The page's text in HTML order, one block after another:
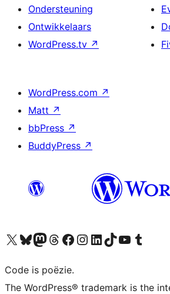
Ondersteuning
Ontwikkelaars
WordPress.tv ↗
WordPress.com ↗
Matt ↗
bbPress ↗
BuddyPress ↗
Bezoek ons X (voorheen Twitter) account
Bezoek ons Bluesky account
Bezoek ons Mastodon account
Bezoek ons Threads account
Onze Facebook pagina bezoeken
Bezoek ons Instagram account
Bezoek ons LinkedIn account
Bezoek ons TikTok account
Bezoek ons YouTube kanaal
Bezoek ons Tumblr
Code is poëzie.
The WordPress® trademark is the